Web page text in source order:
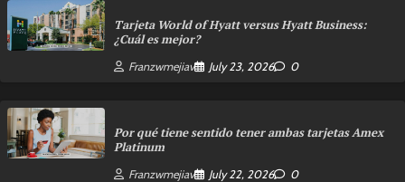
Tarjeta World of Hyatt versus Hyatt Business:
¿Cuál es mejor?
Franzwmejiav July 23, 2026 0
Por qué tiene sentido tener ambas tarjetas Amex
Platinum
Franzwmejiav July 22, 2026 0